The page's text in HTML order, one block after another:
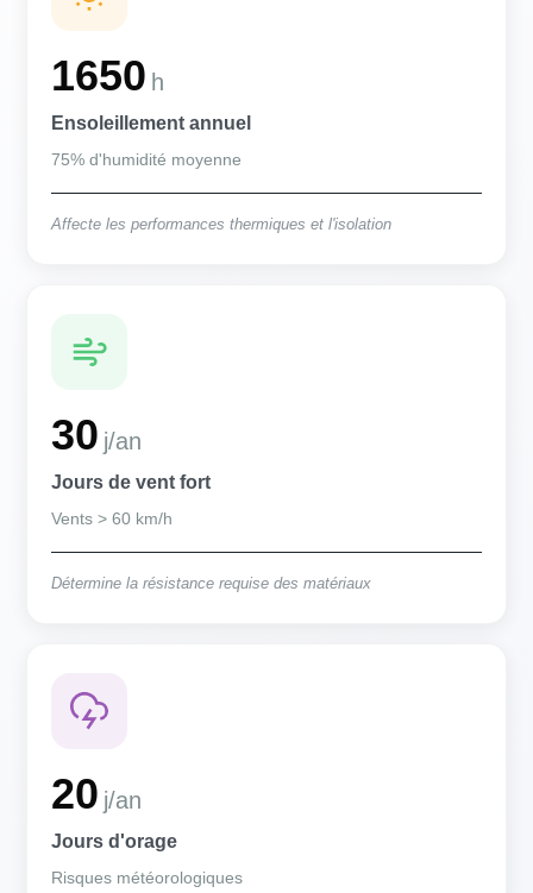
1650 h
Ensoleillement annuel
75% d'humidité moyenne
Affecte les performances thermiques et l'isolation
30 j/an
Jours de vent fort
Vents > 60 km/h
Détermine la résistance requise des matériaux
20 j/an
Jours d'orage
Risques météorologiques